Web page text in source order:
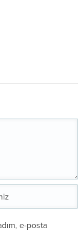
e-posta